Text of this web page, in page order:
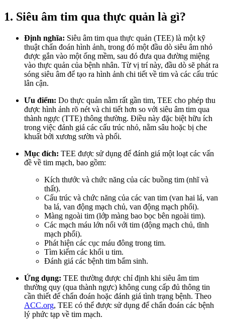
1. Siêu âm tim qua thực quản là gì?
Định nghĩa: Siêu âm tim qua thực quản (TEE) là một kỹ
thuật chẩn đoán hình ảnh, trong đó một đầu dò siêu âm nhỏ
được gắn vào một ống mềm, sau đó đưa qua đường miệng
vào thực quản của bệnh nhân. Từ vị trí này, đầu dò sẽ phát ra
sóng siêu âm để tạo ra hình ảnh chi tiết về tim và các cấu trúc
lân cận.
Ưu điểm: Do thực quản nằm rất gần tim, TEE cho phép thu
được hình ảnh rõ nét và chi tiết hơn so với siêu âm tim qua
thành ngực (TTE) thông thường. Điều này đặc biệt hữu ích
trong việc đánh giá các cấu trúc nhỏ, nằm sâu hoặc bị che
khuất bởi xương sườn và phổi.
Mục đích: TEE được sử dụng để đánh giá một loạt các vấn
đề về tim mạch, bao gồm:
Kích thước và chức năng của các buồng tim (nhĩ và
thất).
Cấu trúc và chức năng của các van tim (van hai lá, van
ba lá, van động mạch chủ, van động mạch phổi).
Màng ngoài tim (lớp màng bao bọc bên ngoài tim).
Các mạch máu lớn nối với tim (động mạch chủ, tĩnh
mạch phổi).
Phát hiện các cục máu đông trong tim.
Tìm kiếm các khối u tim.
Đánh giá các bệnh tim bẩm sinh.
Ứng dụng: TEE thường được chỉ định khi siêu âm tim
thường quy (qua thành ngực) không cung cấp đủ thông tin
cần thiết để chẩn đoán hoặc đánh giá tình trạng bệnh. Theo
ACC.org, TEE có thể được sử dụng để chẩn đoán các bệnh
lý phức tạp về tim mạch.